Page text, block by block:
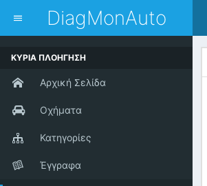
DiagMonAuto
ΚΥΡΙΑ ΠΛΟΗΓΗΣΗ
Αρχική Σελίδα
Οχήματα
Κατηγορίες
Έγγραφα
dblclick.net